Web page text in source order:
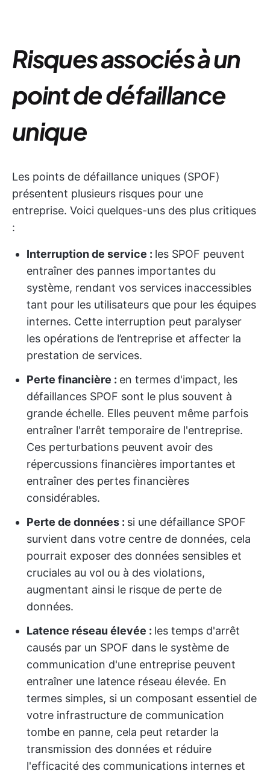
Risques associés à un
point de défaillance
unique
Les points de défaillance uniques (SPOF)
présentent plusieurs risques pour une
entreprise. Voici quelques-uns des plus critiques
:
Interruption de service : les SPOF peuvent
entraîner des pannes importantes du
système, rendant vos services inaccessibles
tant pour les utilisateurs que pour les équipes
internes. Cette interruption peut paralyser
les opérations de l’entreprise et affecter la
prestation de services.
Perte financière : en termes d'impact, les
défaillances SPOF sont le plus souvent à
grande échelle. Elles peuvent même parfois
entraîner l'arrêt temporaire de l'entreprise.
Ces perturbations peuvent avoir des
répercussions financières importantes et
entraîner des pertes financières
considérables.
Perte de données : si une défaillance SPOF
survient dans votre centre de données, cela
pourrait exposer des données sensibles et
cruciales au vol ou à des violations,
augmentant ainsi le risque de perte de
données.
Latence réseau élevée : les temps d'arrêt
causés par un SPOF dans le système de
communication d'une entreprise peuvent
entraîner une latence réseau élevée. En
termes simples, si un composant essentiel de
votre infrastructure de communication
tombe en panne, cela peut retarder la
transmission des données et réduire
l'efficacité des communications internes et